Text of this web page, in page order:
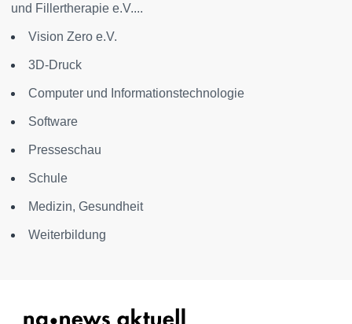
und Fillertherapie e.V....
Vision Zero e.V.
3D-Druck
Computer und Informationstechnologie
Software
Presseschau
Schule
Medizin, Gesundheit
Weiterbildung